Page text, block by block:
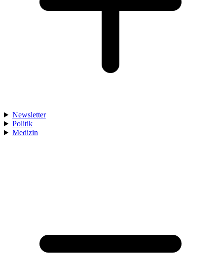
Newsletter
Politik
Medizin